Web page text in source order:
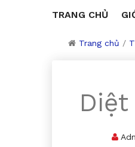
TRANG CHỦ
Trang chủ /